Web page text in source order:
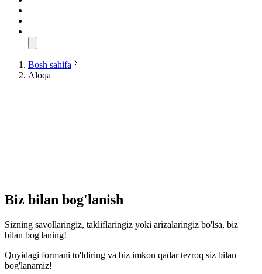
Bosh sahifa
Aloqa
Biz bilan bog'lanish
Sizning savollaringiz, takliflaringiz yoki arizalaringiz bo'lsa, biz
bilan bog'laning!
Quyidagi formani to'ldiring va biz imkon qadar tezroq siz bilan
bog'lanamiz!